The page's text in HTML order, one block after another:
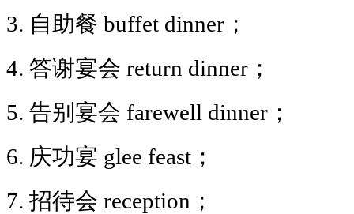
3. 自助餐 buffet dinner；
4. 答谢宴会 return dinner；
5. 告别宴会 farewell dinner；
6. 庆功宴 glee feast；
7. 招待会 reception；